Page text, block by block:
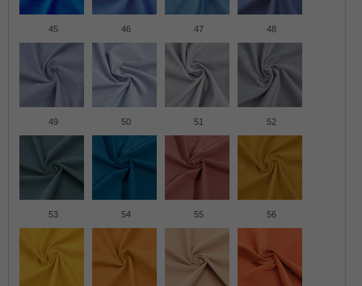
45 46 47 48
49 50 51 52
53 54 55 56